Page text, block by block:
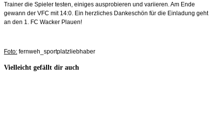
Trainer die Spieler testen, einiges ausprobieren und variieren. Am Ende
gewann der VFC mit 14:0. Ein herzliches Dankeschön für die Einladung geht
an den 1. FC Wacker Plauen!
Foto: fernweh_sportplatzliebhaber
Vielleicht gefällt dir auch